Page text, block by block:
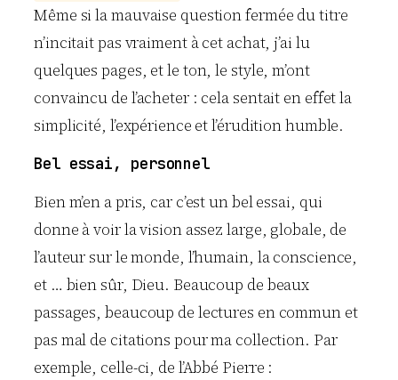
Même si la mauvaise question fermée du titre
n’incitait pas vraiment à cet achat, j’ai lu
quelques pages, et le ton, le style, m’ont
convaincu de l’acheter : cela sentait en effet la
simplicité, l’expérience et l’érudition humble.
Bel essai, personnel
Bien m’en a pris, car c’est un bel essai, qui
donne à voir la vision assez large, globale, de
l’auteur sur le monde, l’humain, la conscience,
et … bien sûr, Dieu. Beaucoup de beaux
passages, beaucoup de lectures en commun et
pas mal de citations pour ma collection. Par
exemple, celle-ci, de l’Abbé Pierre :